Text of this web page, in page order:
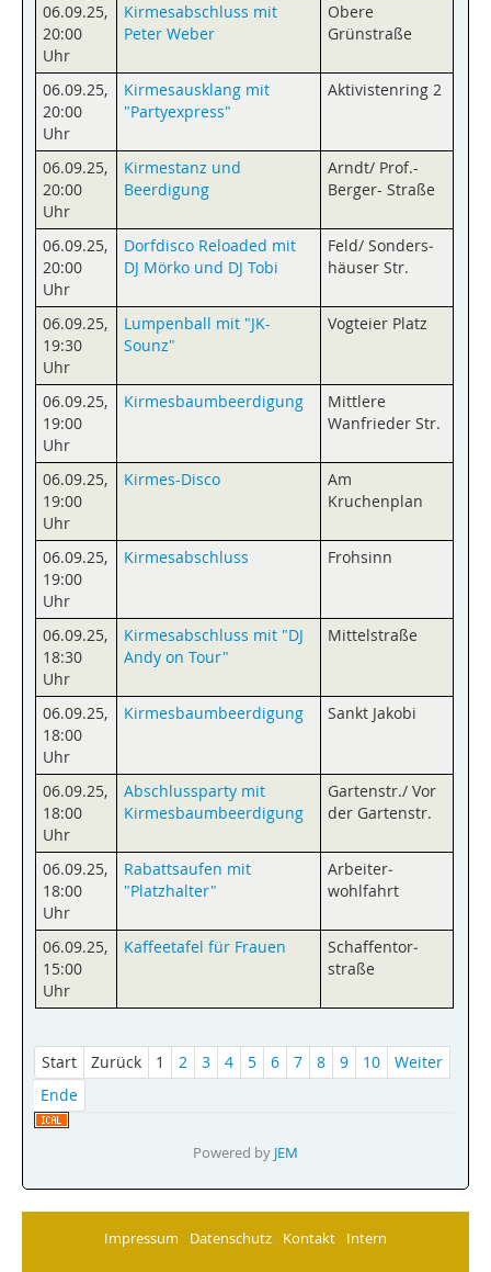
06.09.25,
20:00
Uhr
Kirmesabschluss mit
Peter Weber
Obere
Grünstraße
06.09.25,
20:00
Uhr
Kirmesausklang mit
"Partyexpress"
Aktivistenring 2
06.09.25,
20:00
Uhr
Kirmestanz und
Beerdigung
Arndt/ Prof.-
Berger- Straße
06.09.25,
20:00
Uhr
Dorfdisco Reloaded mit
DJ Mörko und DJ Tobi
Feld/ Sonders­
häuser Str.
06.09.25,
19:30
Uhr
Lumpenball mit "JK-
Sounz"
Vogteier Platz
06.09.25,
19:00
Uhr
Kirmesbaumbeerdigung
Mittlere
Wanfrieder Str.
06.09.25,
19:00
Uhr
Kirmes-Disco
Am
Kruchenplan
06.09.25,
19:00
Uhr
Kirmesabschluss Frohsinn
06.09.25,
18:30
Uhr
Kirmesabschluss mit "DJ
Andy on Tour"
Mittelstraße
06.09.25,
18:00
Uhr
Kirmesbaumbeerdigung Sankt Jakobi
06.09.25,
18:00
Uhr
Abschlussparty mit
Kirmesbaumbeerdigung
Gartenstr./ Vor
der Gartenstr.
06.09.25,
18:00
Uhr
Rabattsaufen mit
"Platzhalter"
Arbeiter­
wohlfahrt
06.09.25,
15:00
Uhr
Kaffeetafel für Frauen
Schaffentor­
straße
Start Zurück 1 2 3 4 5 6 7 8 9 10
Weiter
Ende
Powered by JEM
Impressum Datenschutz Kontakt Intern